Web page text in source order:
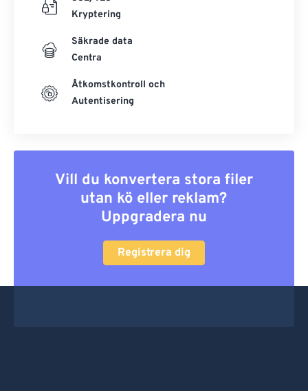
Kryptering
Säkrade data
Centra
Åtkomstkontroll och
Autentisering
Vill du konvertera stora filer
utan kö eller reklam?
Uppgradera nu
Registrera dig